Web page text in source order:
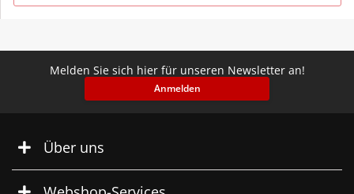
Melden Sie sich hier für unseren Newsletter an!
Anmelden
Über uns